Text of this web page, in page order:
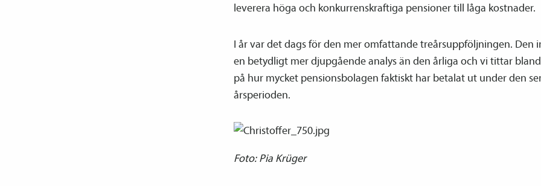
leverera höga och konkurrenskraftiga pensioner till låga kostnader.
I år var det dags för den mer omfattande treårsuppföljningen. Den
en betydligt mer djupgående analys än den årliga och vi tittar
på hur mycket pensions­bolagen faktiskt har betalat ut under den
årsperioden.
Foto: Pia Krüger